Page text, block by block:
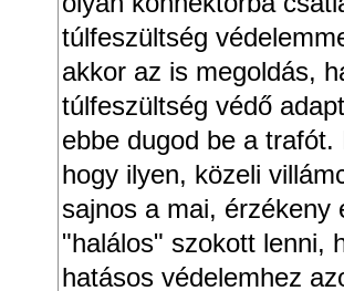
túlfeszültség
akkor az is megoldás,
túlfeszültség védő
ebbe dugod be a
hogy ilyen, közeli
sajnos a mai, érzékeny
"halálos" szokott lenni,
hatásos védelemhez